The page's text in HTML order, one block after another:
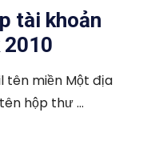
tài khoản
2010
tên miền Một địa
hộp thư ...